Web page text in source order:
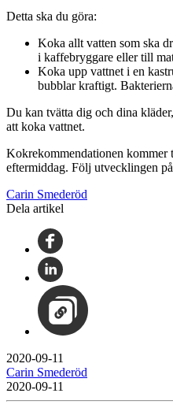
Detta ska du göra:
Koka allt vatten som ska
i kaffebryggare eller till
Koka upp vattnet i en
bubblar kraftigt.
Du kan tvätta dig och dina
att koka vattnet.
Kokrekommendationen kommer
eftermiddag. Följ utvecklingen på
Carin Smederöd
Dela artikel
2020-09-11
Carin Smederöd
2020-09-11